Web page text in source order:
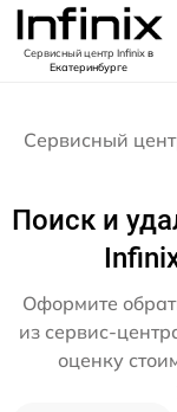
Сервисный центр Infinixв
Екатеринбурге
Сервисный
Поиск и
Оформите
из сервис-
оценку